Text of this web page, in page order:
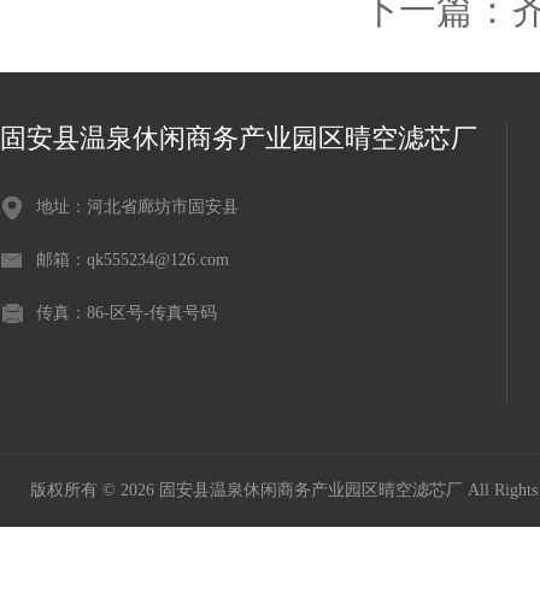
下一篇：
固安县温泉休闲商务产业园区晴空滤芯厂
地址：河北省廊坊市固安县
邮箱：qk555234@126.com
传真：86-区号-传真号码
版权所有 © 2026 固安县温泉休闲商务产业园区晴空滤芯厂 All